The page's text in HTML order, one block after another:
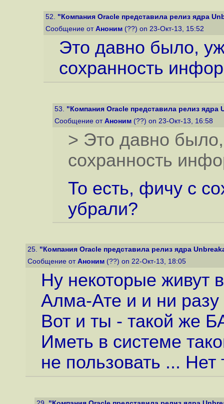
52. "Компания Oracle представила релиз ядра
Сообщение от Аноним (??) on 23-Окт-13, 15:52
Это давно было,
сохранность
53. "Компания Oracle представила релиз ядра
Сообщение от Аноним (??) on 23-Окт-13, 16:58
> Это давно
сохранность
То есть, фичу с
убрали?
25. "Компания Oracle представила релиз ядра
Сообщение от Аноним (??) on 22-Окт-13, 18:05
Ну некоторые живут
Алма-Ате и и ни
Вот и ты - такой же
Иметь в системе
не пользовать ... Нет